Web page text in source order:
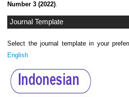
Number 3 (2022).
Journal Template
Select the journal template in your
English